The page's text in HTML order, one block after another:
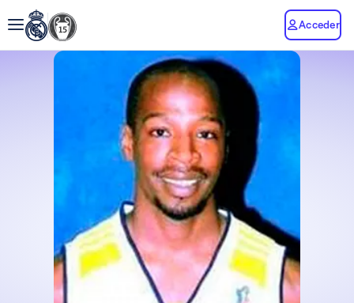
Acceder